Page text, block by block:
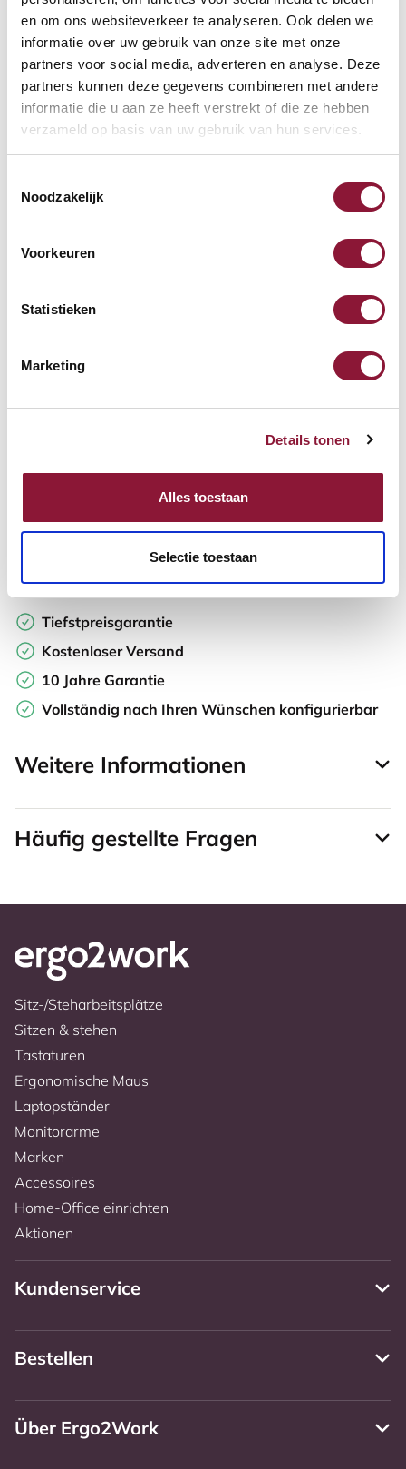
en om ons websiteverkeer te analyseren. Ook delen we
informatie over uw gebruik van onze site met onze
partners voor social media, adverteren en analyse. Deze
partners kunnen deze gegevens combineren met andere
informatie die u aan ze heeft verstrekt of die ze hebben
verzameld op basis van uw gebruik van hun services.
Noodzakelijk
Voorkeuren
Statistieken
Marketing
Details tonen
Alles toestaan
Selectie toestaan
FUSSRING ?
FUSSRING AUS POLIERTEM ALUMINIUM ?
Verfügbar
Auf der Suche nach Stückzahlen? Machen Sie Ihren Arbeitsplatz
komplett und fordern Sie direkt ein individuelles Angebot an.
Zur Vergleichsliste hinzufügen
Tiefstpreisgarantie
Kostenloser Versand
10 Jahre Garantie
Vollständig nach Ihren Wünschen konfigurierbar
Weitere Informationen
Häufig gestellte Fragen
Sitz-/Steharbeitsplätze
Sitzen & stehen
Tastaturen
Ergonomische Maus
Laptopständer
Monitorarme
Marken
Accessoires
Home-Office einrichten
Aktionen
Kundenservice
Bestellen
Über Ergo2Work